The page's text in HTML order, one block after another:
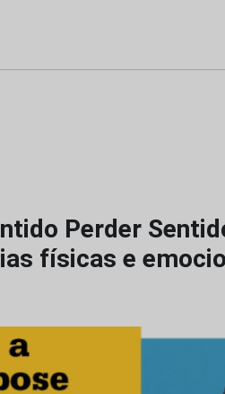
Perder
físicas e